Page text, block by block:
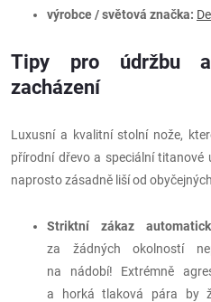
výrobce / světová značka:
Tipy pro údržbu
zacházení
Luxusní a kvalitní stolní nože,
přírodní dřevo a speciální titanové
naprosto zásadně liší od
Striktní zákaz
za žádných okolností
na nádobí! Extrémně
a horká tlaková pára by